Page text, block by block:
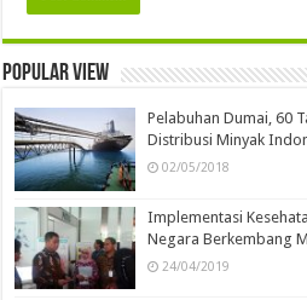
Popular view
Pelabuhan Dumai, 60
Distribusi Minyak
02/05/2018
Implementasi
Negara Berkembang
24/04/2019